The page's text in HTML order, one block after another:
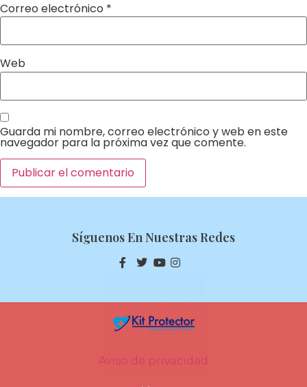
Correo electrónico *
Web
Guarda mi nombre, correo electrónico y web en este
navegador para la próxima vez que comente.
Síguenos En Nuestras Redes
Aviso de privacidad